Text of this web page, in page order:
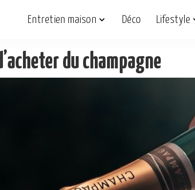
Entretien maison Déco Lifestyle
du champagne